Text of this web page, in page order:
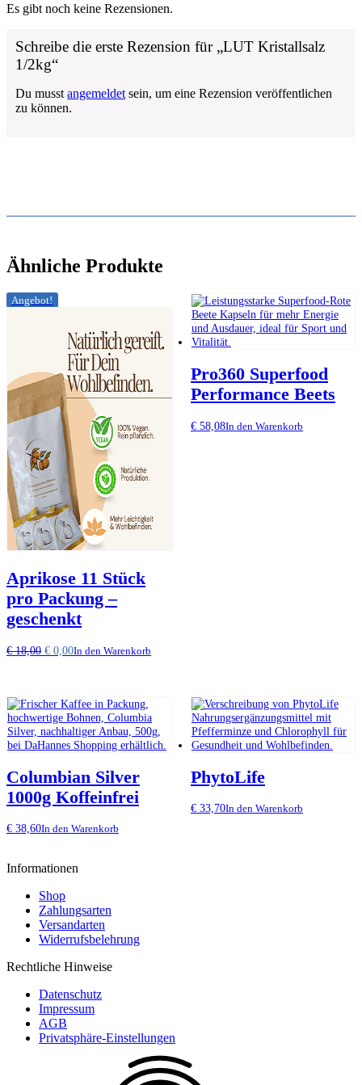
Es gibt noch keine Rezensionen.
Schreibe die erste Rezension für „LUT Kristallsalz
1/2kg“
Du musstangemeldet sein, um eine Rezension veröffentlichen
zu können.
Ähnliche Produkte
Angebot!
Aprikose 11 Stück
pro Packung –
geschenkt
€18,00 Ursprünglicher
€ 0,00Aktueller
In den Warenkorb
Pro360 Superfood
Performance Beets
€ 58,08In den Warenkorb
Columbian Silver
1000g Koffeinfrei
€ 38,60In den Warenkorb
PhytoLife
€ 33,70In den Warenkorb
Informationen
Shop
Zahlungsarten
Versandarten
Widerrufsbelehrung
Rechtliche Hinweise
Datenschutz
Impressum
AGB
Privatsphäre-Einstellungen